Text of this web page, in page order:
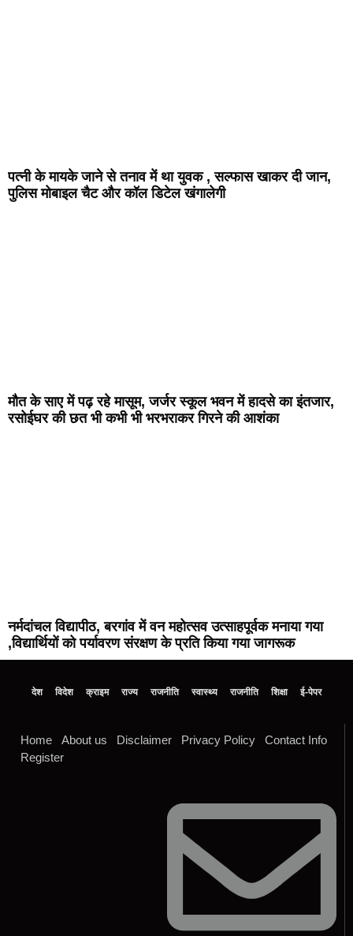
पत्नी के मायके जाने से तनाव में था युवक , सल्फास खाकर दी जान,
पुलिस मोबाइल चैट और कॉल डिटेल खंगालेगी
मौत के साए में पढ़ रहे मासूम, जर्जर स्कूल भवन में हादसे का इंतजार,
रसोईघर की छत भी कभी भी भरभराकर गिरने की आशंका
नर्मदांचल विद्यापीठ, बरगांव में वन महोत्सव उत्साहपूर्वक मनाया गया
,विद्यार्थियों को पर्यावरण संरक्षण के प्रति किया गया जागरूक
देश विदेश क्राइम राज्य राजनीति स्वास्थ्य राजनीति शिक्षा ई-पेपर
Home About us Disclaimer Privacy Policy
Contact Info
Register